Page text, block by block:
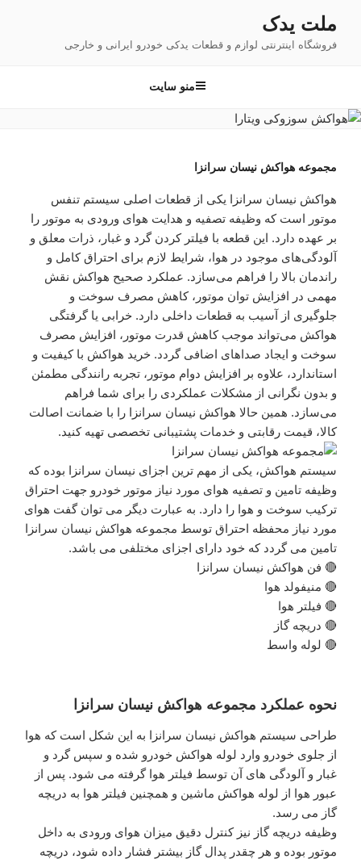
محتوا
ملت یدک
فروشگاه اینترنتی لوازم و قطعات یدکی خودرو ایرانی و خارجی
منو سایت
مجموعه هواکش نیسان سرانزا
هواکش نیسان سرانزا یکی از قطعات اصلی سیستم تنفس
موتور است که وظیفه تصفیه و هدایت هوای ورودی به موتور را
بر عهده دارد. این قطعه با فیلتر کردن گرد و غبار، ذرات معلق و
آلودگی‌های موجود در هوا، شرایط لازم برای احتراق کامل و
راندمان بالا را فراهم می‌سازد. عملکرد صحیح هواکش نقش
مهمی در افزایش توان موتور، کاهش مصرف سوخت و
جلوگیری از آسیب به قطعات داخلی دارد. خرابی یا گرفتگی
هواکش می‌تواند موجب کاهش قدرت موتور، افزایش مصرف
سوخت و ایجاد صداهای اضافی گردد. خرید هواکش با کیفیت و
استاندارد، علاوه بر افزایش دوام موتور، تجربه رانندگی مطمئن
و بدون نگرانی از مشکلات عملکردی را برای شما فراهم
می‌سازد. همین حالا هواکش نیسان سرانزا را با ضمانت اصالت
کالا، قیمت رقابتی و خدمات پشتیبانی تخصصی تهیه کنید.
سیستم هواکش، یکی از مهم ترین اجزای نیسان سرانزا بوده که
وظیفه تامین و تصفیه هوای مورد نیاز موتور خودرو جهت احتراق
ترکیب سوخت و هوا را دارد. به عبارت دیگر می توان گفت هوای
مورد نیاز محفظه احتراق توسط مجموعه هواکش نیسان سرانزا
تامین می گردد که خود دارای اجزای مختلفی می باشد.
🔴 فن هواکش نیسان سرانزا
🔴 منیفولد هوا
🔴 فیلتر هوا
🔴 دریچه گاز
🔴 لوله واسط
نحوه عملکرد مجموعه هواکش نیسان سرانزا
طراحی سیستم هواکش نیسان سرانزا به این شکل است که هوا
از جلوی خودرو وارد لوله هواکش خودرو شده و سپس گرد و
غبار و آلودگی های آن توسط فیلتر هوا گرفته می شود. پس از
عبور هوا از لوله هواکش ماشین و همچنین فیلتر هوا به دریچه
گاز می رسد.
وظیفه دریچه گاز نیز کنترل دقیق میزان هوای ورودی به داخل
موتور بوده و هر چقدر پدال گاز بیشتر فشار داده شود، دریچه